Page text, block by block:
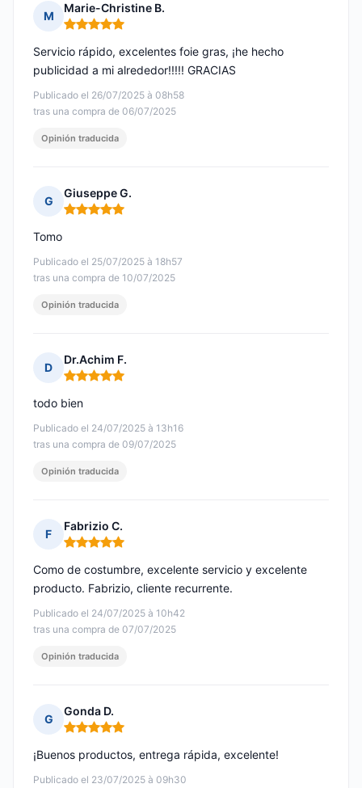
M
Marie-Christine B.
Nota: 5 de 5
Publicado el 26/07/2025 à 08h58
tras una compra de 06/07/2025
Servicio rápido, excelentes foie gras, ¡he hecho
publicidad a mi alrededor!!!!! GRACIAS
Opinión traducida
G
Giuseppe G.
Nota: 5 de 5
Publicado el 25/07/2025 à 18h57
tras una compra de 10/07/2025
Tomo
Opinión traducida
D
Dr.Achim F.
Nota: 5 de 5
Publicado el 24/07/2025 à 13h16
tras una compra de 09/07/2025
todo bien
Opinión traducida
F
Fabrizio C.
Nota: 5 de 5
Publicado el 24/07/2025 à 10h42
tras una compra de 07/07/2025
Como de costumbre, excelente servicio y excelente
producto. Fabrizio, cliente recurrente.
Opinión traducida
G
Gonda D.
Nota: 5 de 5
Publicado el 23/07/2025 à 09h30
¡Buenos productos, entrega rápida, excelente!